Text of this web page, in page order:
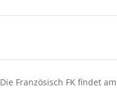
Die Französisch FK findet